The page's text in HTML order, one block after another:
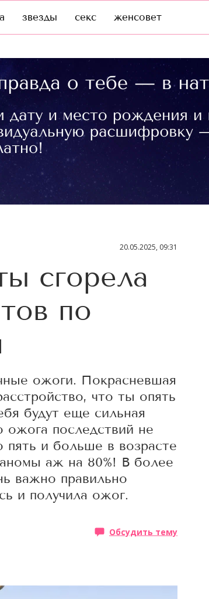
звезды секс женсовет
20.05.2025, 09:31
сгорела
по
ожоги. Покрасневшая
что ты опять
будут еще сильная
последствий не
пять и больше в возрасте
аж на 80%! В более
важно правильно
и получила ожог.
Обсудить тему